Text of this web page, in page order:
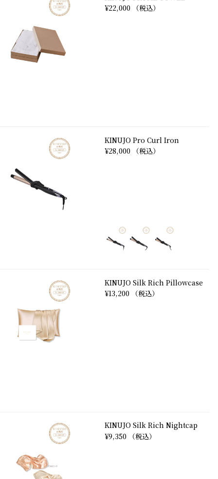
¥22,000 （税込）
KINUJO Pro Curl Iron
¥28,000 （税込）
KINUJO Silk Rich Pillowcase
¥13,200 （税込）
KINUJO Silk Rich Nightcap
¥9,350 （税込）